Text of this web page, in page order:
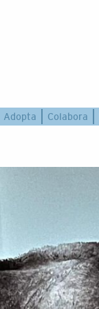
Adopta Colabora